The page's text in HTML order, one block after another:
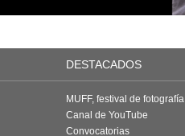
DESTACADOS
MUFF, festival de fotografía
Canal de YouTube
Convocatorias